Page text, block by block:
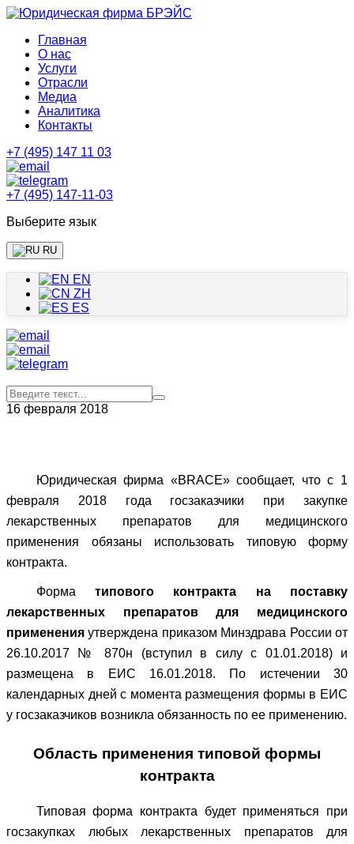
Главная
О нас
Услуги
Отрасли
Медиа
Аналитика
Контакты
+7 (495) 147 11 03
+7 (495) 147-11-03
Выберите язык
RU
EN
ZH
ES
16 февраля 2018
Юридическая фирма «BRACE» сообщает, что с 1
февраля 2018 года госзаказчики при закупке
лекарственных препаратов для медицинского
применения обязаны использовать типовую форму
контракта.
Форматипового контракта на поставку
лекарственных препаратов для медицинского
применения утверждена приказом Минздрава России от
26.10.2017 № 870н (вступил в силу с 01.01.2018) и
размещена в ЕИС 16.01.2018. По истечении 30
календарных дней с момента размещения формы в ЕИС
у госзаказчиков возникла обязанность по ее применению.
Область применения типовой формы
контракта
Типовая форма контракта будет применяться при
госзакупках любых лекарственных препаратов для